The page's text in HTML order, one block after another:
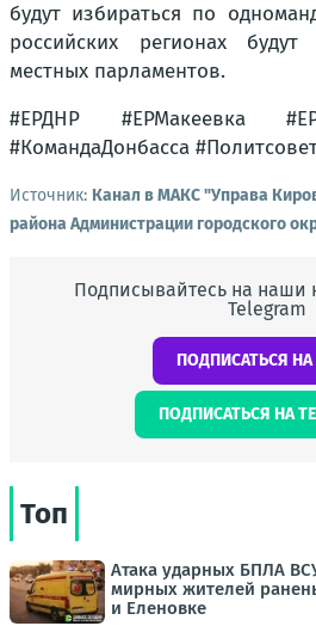
будут избираться по
российских регионах будут
местных парламентов.
#ЕРДНР #ЕРМакеевка
#КомандаДонбасса
Источник: Канал в МАКС "Управа
района Администрации городского
Подписывайтесь на наши
Telegram
ПОДПИСАТЬСЯ
ПОДПИСАТЬСЯ НА
Топ
Атака ударных БПЛА
мирных жителей
и Еленовке